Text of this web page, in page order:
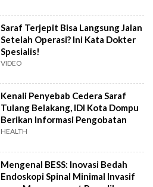
Saraf Terjepit Bisa Langsung Jalan
Setelah Operasi? Ini Kata Dokter
Spesialis!
VIDEO
Kenali Penyebab Cedera Saraf
Tulang Belakang, IDI Kota Dompu
Berikan Informasi Pengobatan
HEALTH
Mengenal BESS: Inovasi Bedah
Endoskopi Spinal Minimal Invasif